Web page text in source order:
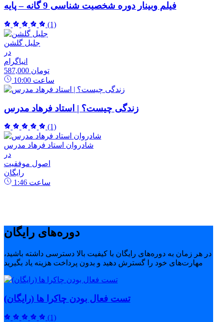
فیلم وبینار دوره شخصیت شناسی 9 گانه – پایه
(1)
جلیل گلشن
در
انیاگرام
587,000 تومان
10:00 ساعت
زندگی چیست؟ | استاد فرهاد مدرس
(1)
شادروان استاد فرهاد مدرس
در
اصول موفقیت
رایگان
1:46 ساعت
دوره‌های رایگان
در هر زمان به دوره‌های رایگان با کیفیت بالا دسترسی داشته باشید،
مهارت‌های خود را گسترش دهید و بدون پرداخت هزینه یاد بگیرید
تست فعال بودن چاکرا ها (رایگان)
(1)